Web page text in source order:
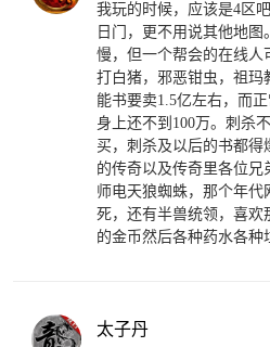
我玩的时候，应该是4区
日门，更不用说其他地图
慢，但一个帮会的在线人
打白猪，邪恶钳虫，祖玛
能书要卖1.5亿左右，而
身上还不到100万。刺杀
买，刺杀及以后的书都得
的传奇以及传奇里各位兄
师电天狼蜘蛛，那个年代
死，还有半兽统领，喜欢
的金币然后各种药水各种
太子丹